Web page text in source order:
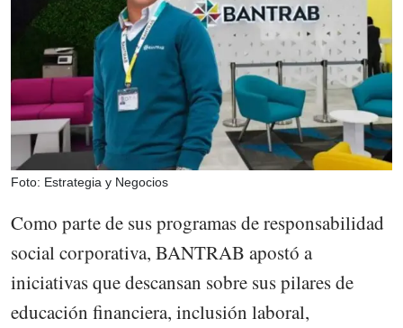
Foto: Estrategia y Negocios
Como parte de sus programas de responsabilidad
social corporativa, BANTRAB apostó a
iniciativas que descansan sobre sus pilares de
educación financiera, inclusión laboral,